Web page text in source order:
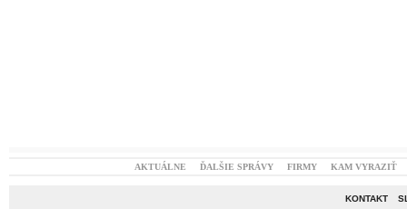
AKTUÁLNE ĎALŠIE SPRÁVY FIRMY KAM VYRAZIŤ
KONTAKT